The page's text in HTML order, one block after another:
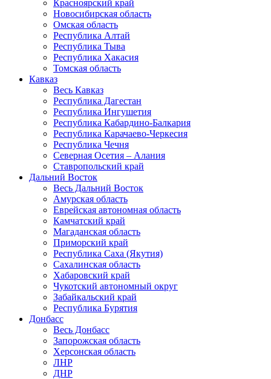
Красноярский край
Новосибирская область
Омская область
Республика Алтай
Республика Тыва
Республика Хакасия
Томская область
Кавказ
Весь Кавказ
Республика Дагестан
Республика Ингушетия
Республика Кабардино-Балкария
Республика Карачаево-Черкесия
Республика Чечня
Северная Осетия – Алания
Ставропольский край
Дальний Восток
Весь Дальний Восток
Амурская область
Еврейская автономная область
Камчатский край
Магаданская область
Приморский край
Республика Саха (Якутия)
Сахалинская область
Хабаровский край
Чукотский автономный округ
Забайкальский край
Республика Бурятия
Донбасс
Весь Донбасс
Запорожская область
Херсонская область
ЛНР
ДНР